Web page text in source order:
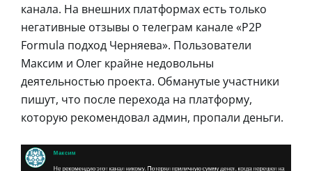
канала. На внешних платформах есть только
негативные отзывы о телеграм канале «P2P
Formula подход Черняева». Пользователи
Максим и Олег крайне недовольны
деятельностью проекта. Обманутые участники
пишут, что после перехода на платформу,
которую рекомендовал админ, пропали деньги.